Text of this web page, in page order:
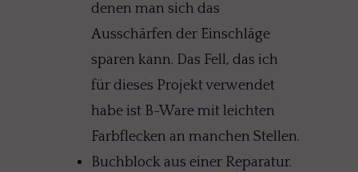
denen man sich das
Ausschärfen der Einschläge
sparen kann. Das Fell, das ich
für dieses Projekt verwendet
habe ist B-Ware mit leichten
Farbflecken an manchen Stellen.
Buchblock aus einer Reparatur.